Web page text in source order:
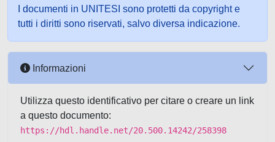
I documenti in UNITESI sono protetti da copyright e
tutti i diritti sono riservati, salvo diversa indicazione.
Informazioni
Utilizza questo identificativo per citare o creare un link
a questo documento:
https://hdl.handle.net/20.500.14242/258398